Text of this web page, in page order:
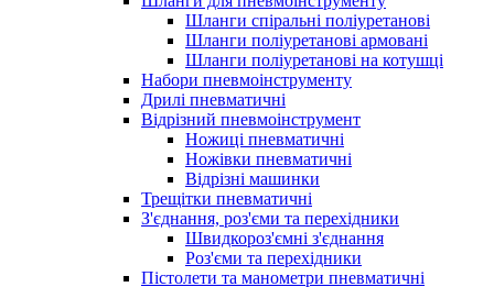
Шланги спіральні поліуретанові
Шланги поліуретанові армовані
Шланги поліуретанові на котушці
Набори пневмоінструменту
Дрилі пневматичні
Відрізний пневмоінструмент
Ножиці пневматичні
Ножівки пневматичні
Відрізні машинки
Трещітки пневматичні
З'єднання, роз'єми та перехідники
Швидкороз'ємні з'єднання
Роз'єми та перехідники
Пістолети та манометри пневматичні